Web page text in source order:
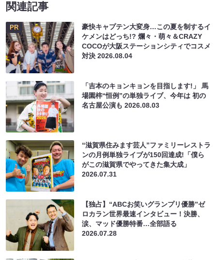
関連記事
PR
豪快キャプテン大変身…この夏を制するイ
ケメンはどっち!? 爛々・萌々＆CRAZY
COCOが大阪ステーションシティでコスメ
対決2026.08.04
「吉本のキョンキョンを目指します!」 馬
場園梓“恒例”の単独ライブ、今年は 初の
名古屋公演も2026.08.03
“滋賀県住みます芸人”ファミリーレストラ
ンの月例単独ライブが150回達成!「僕ら
がこの滋賀県でやってきた集大成」
2026.07.31
【独占】“ABCお笑いグランプリ優勝”ゼ
ロカラン世界最速インタビュー！決勝、
涙、マッド優勝特番…全部語る
2026.07.28